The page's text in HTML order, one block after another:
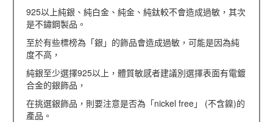
925以上純銀、純白金、純金、純鈦較不會造成過敏，其次
是不鏽鋼製品。
至於有些標榜為「銀」的飾品會造成過敏，可能是因為純
度不高，
純銀至少選擇925以上，體質敏感者建議別選擇表面有電鍍
合金的銀飾品，
在挑選銀飾品，則要注意是否為「nickel free」 (不含鎳)的
產品。